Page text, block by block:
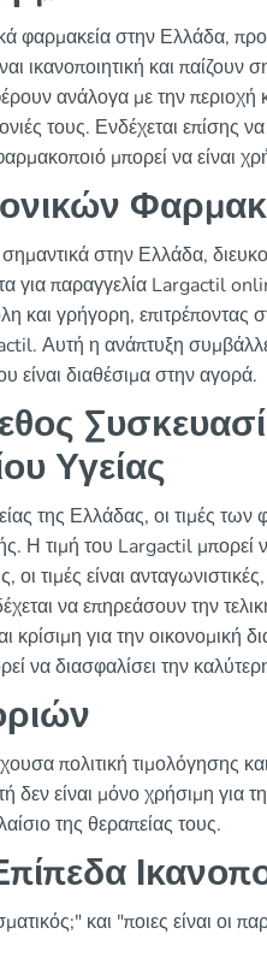
φαρμακεία στην Ελλάδα,
ικανοποιητική και
ανάλογα με την περιοχή
τους. Ενδέχεται επίσης
μπορεί να είναι
στην Ελλάδα,
για παραγγελία Largactil
και γρήγορη, επιτρέποντας
Αυτή η ανάπτυξη
είναι διαθέσιμα στην αγορά.
Υγείας
της Ελλάδας, οι τιμές
Η τιμή του Largactil μπορεί
οι τιμές είναι
να επηρεάσουν την
κρίσιμη για την
να διασφαλίσει την
πολιτική τιμολόγησης
είναι μόνο χρήσιμη για
της θεραπείας τους.
και "ποιες είναι οι